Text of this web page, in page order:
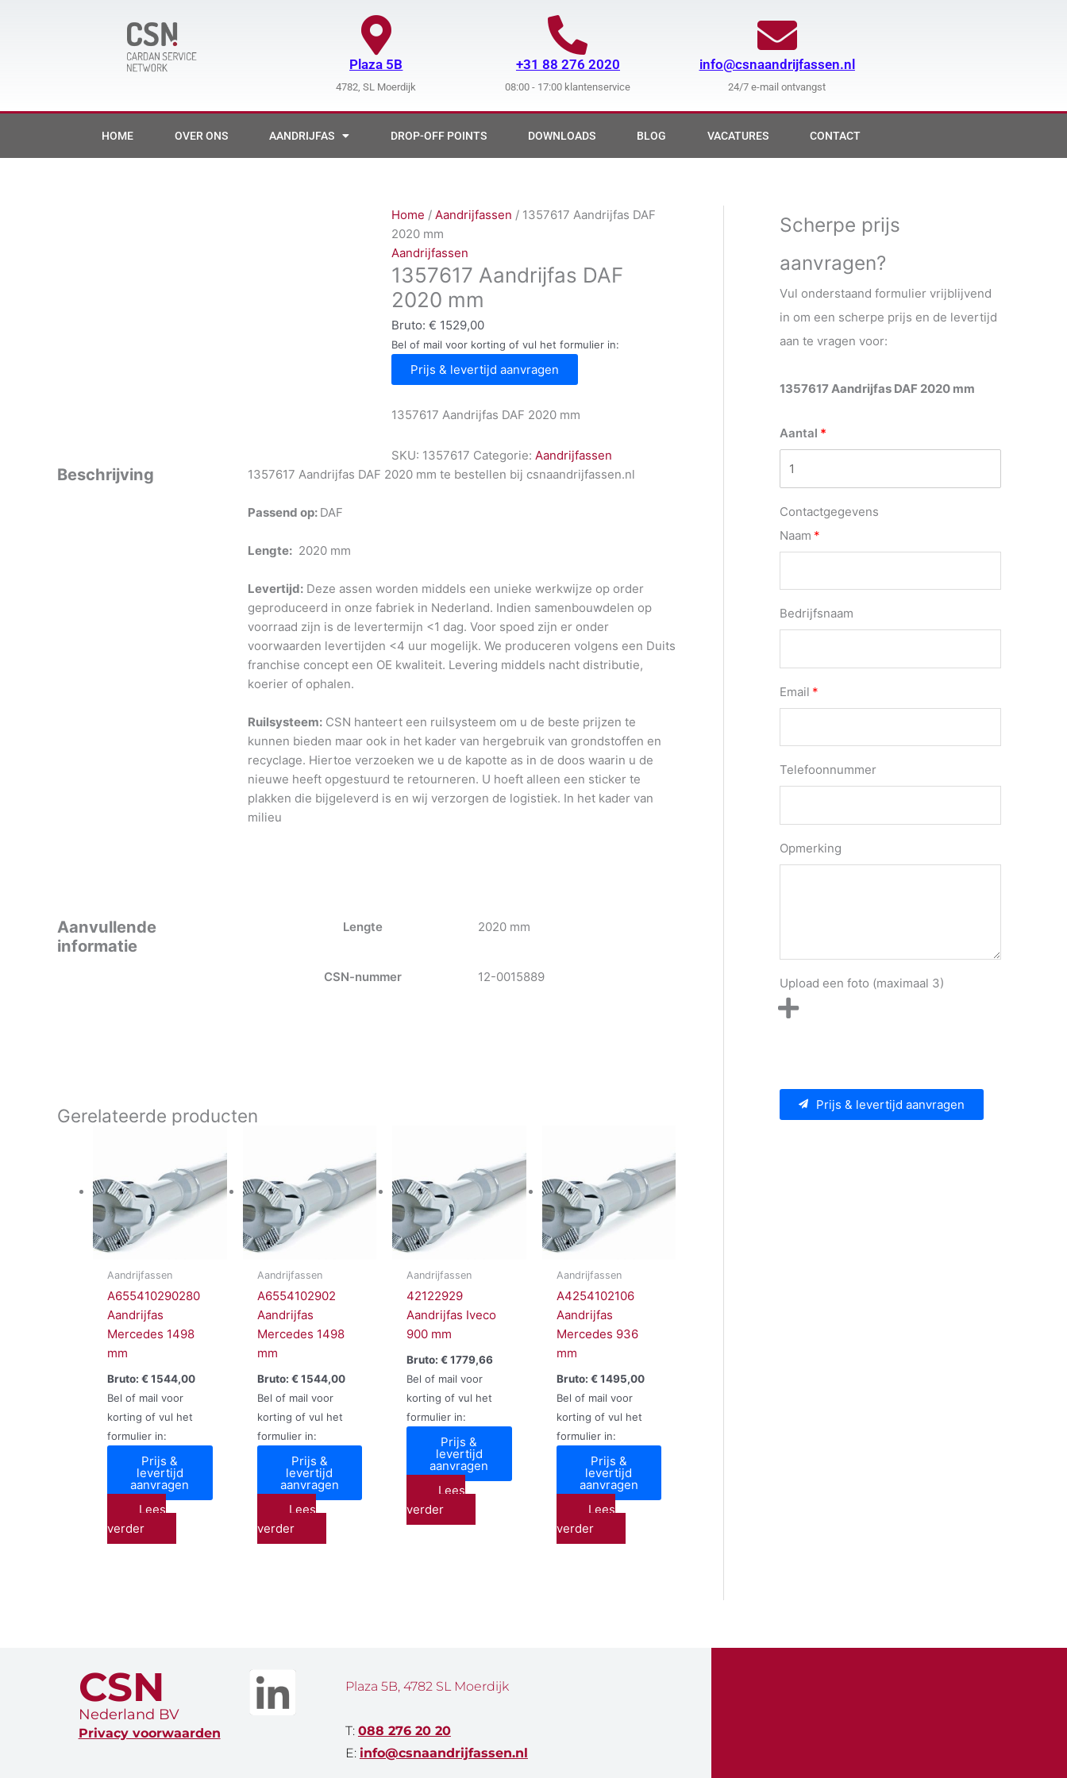
Plaza 5B
4782, SL Moerdijk
+31 88 276 2020
08:00 - 17:00 klantenservice
info@csnaandrijfassen.nl
24/7 e-mail ontvangst
HOME OVER ONS AANDRIJFAS DROP-OFF POINTS DOWNLOADS BLOG VACATURES CONTACT
Home / Aandrijfassen / 1357617 Aandrijfas DAF
2020 mm
Aandrijfassen
1357617 Aandrijfas DAF
2020 mm
Bruto: € 1529,00
Bel of mail voor korting of vul het formulier in:
Prijs & levertijd aanvragen
1357617 Aandrijfas DAF 2020 mm
SKU: 1357617 Categorie: Aandrijfassen
Beschrijving 1357617 Aandrijfas DAF 2020 mm te bestellen bij csnaandrijfassen.nl
Passend op: DAF
Lengte: 2020 mm
Levertijd: Deze assen worden middels een unieke werkwijze op order
geproduceerd in onze fabriek in Nederland. Indien samenbouwdelen op
voorraad zijn is de levertermijn <1 dag. Voor spoed zijn er onder
voorwaarden levertijden <4 uur mogelijk. We produceren volgens een Duits
franchise concept een OE kwaliteit. Levering middels nacht distributie,
koerier of ophalen.
Ruilsysteem: CSN hanteert een ruilsysteem om u de beste prijzen te
kunnen bieden maar ook in het kader van hergebruik van grondstoffen en
recyclage. Hiertoe verzoeken we u de kapotte as in de doos waarin u de
nieuwe heeft opgestuurd te retourneren. U hoeft alleen een sticker te
plakken die bijgeleverd is en wij verzorgen de logistiek. In het kader van
milieu
Aanvullende
informatie
Lengte 2020 mm
CSN-nummer 12-0015889
Gerelateerde producten
Aandrijfassen
A655410290280
Aandrijfas
Mercedes 1498
mm
Bruto: €1544,00
Bel of mail voor
korting of vul het
formulier in:
Prijs &
levertijd
aanvragen
Lees
verder
Aandrijfassen
A6554102902
Aandrijfas
Mercedes 1498
mm
Bruto: €1544,00
Bel of mail voor
korting of vul het
formulier in:
Prijs &
levertijd
aanvragen
Lees
verder
Aandrijfassen
42122929
Aandrijfas Iveco
900 mm
Bruto: €1779,66
Bel of mail voor
korting of vul het
formulier in:
Prijs &
levertijd
aanvragen
Lees
verder
Aandrijfassen
A4254102106
Aandrijfas
Mercedes 936
mm
Bruto: €1495,00
Bel of mail voor
korting of vul het
formulier in:
Prijs &
levertijd
aanvragen
Lees
verder
Scherpe prijs
aanvragen?
Vul onderstaand formulier vrijblijvend
in om een scherpe prijs en de levertijd
aan te vragen voor:
1357617 Aandrijfas DAF 2020 mm
Aantal
Contactgegevens
Naam
Bedrijfsnaam
Email
Telefoonnummer
Opmerking
Upload een foto (maximaal 3)
Prijs & levertijd aanvragen
CSN
Nederland BV
Privacy voorwaarden
Plaza 5B, 4782 SL Moerdijk
T: 088 276 20 20
E: info@csnaandrijfassen.nl